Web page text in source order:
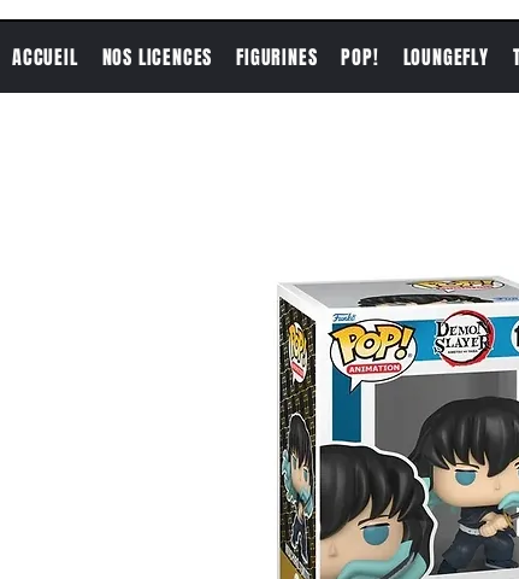
ACCUEIL NOS LICENCES FIGURINES POP! LOUNGEFLY